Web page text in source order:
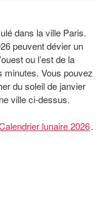
dans la ville Paris.
peuvent dévier un
ou l’est de la
minutes. Vous pouvez
du soleil de janvier
ville ci-dessus.
lunaire 2026.